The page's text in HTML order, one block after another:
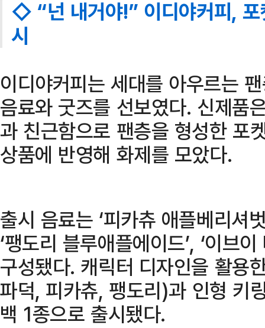
◇ “넌 내거야!” 이디야커피,
시
이디야커피는 세대를 아우르는
음료와 굿즈를 선보였다. 신제품
과 친근함으로 팬층을 형성한 포
상품에 반영해 화제를 모았다.
출시 음료는 ‘피카츄 애플베리셔
‘팽도리 블루애플에이드’, ‘이브
구성됐다. 캐릭터 디자인을 활용
파덕, 피카츄, 팽도리)과 인형 키
백 1종으로 출시됐다.